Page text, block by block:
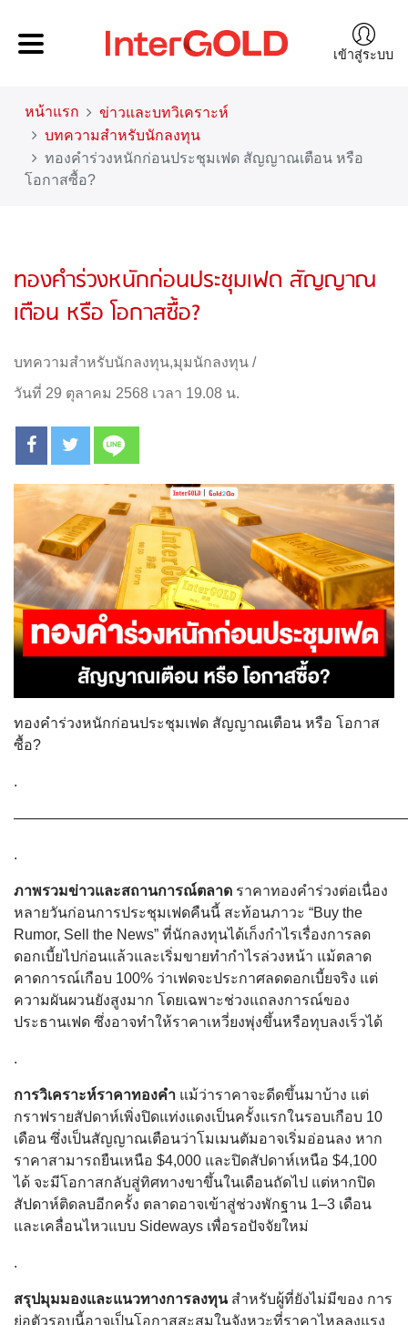
เข้าสู่ระบบ
หน้าแรก
ข่าวและบทวิเคราะห์
บทความสำหรับนักลงทุน
ทองคำร่วงหนักก่อนประชุมเฟด สัญญาณเตือน หรือ
โอกาสซื้อ?
ทองคำร่วงหนักก่อนประชุมเฟด สัญญาณ
เตือน หรือ โอกาสซื้อ?
บทความสำหรับนักลงทุน,มุมนักลงทุน /
วันที่ 29 ตุลาคม 2568 เวลา 19.08 น.
ทองคำร่วงหนักก่อนประชุมเฟด สัญญาณเตือน หรือ โอกาส
ซื้อ?
.
.
ภาพรวมข่าวและสถานการณ์ตลาด ราคาทองคำร่วงต่อเนื่อง
หลายวันก่อนการประชุมเฟดคืนนี้ สะท้อนภาวะ “Buy the
Rumor, Sell the News” ที่นักลงทุนได้เก็งกำไรเรื่องการลด
ดอกเบี้ยไปก่อนแล้วและเริ่มขายทำกำไรล่วงหน้า แม้ตลาด
คาดการณ์เกือบ 100% ว่าเฟดจะประกาศลดดอกเบี้ยจริง แต่
ความผันผวนยังสูงมาก โดยเฉพาะช่วงแถลงการณ์ของ
ประธานเฟด ซึ่งอาจทำให้ราคาเหวี่ยงพุ่งขึ้นหรือทุบลงเร็วได้
.
การวิเคราะห์ราคาทองคำ แม้ว่าราคาจะดีดขึ้นมาบ้าง แต่
กราฟรายสัปดาห์เพิ่งปิดแท่งแดงเป็นครั้งแรกในรอบเกือบ 10
เดือน ซึ่งเป็นสัญญาณเตือนว่าโมเมนตัมอาจเริ่มอ่อนลง หาก
ราคาสามารถยืนเหนือ $4,000 และปิดสัปดาห์เหนือ $4,100
ได้ จะมีโอกาสกลับสู่ทิศทางขาขึ้นในเดือนถัดไป แต่หากปิด
สัปดาห์ติดลบอีกครั้ง ตลาดอาจเข้าสู่ช่วงพักฐาน 1–3 เดือน
และเคลื่อนไหวแบบ Sideways เพื่อรอปัจจัยใหม่
.
สรุปมุมมองและแนวทางการลงทุน สำหรับผู้ที่ยังไม่มีของ การ
ย่อตัวรอบนี้อาจเป็นโอกาสสะสมในจังหวะที่ราคาไหลลงแรง